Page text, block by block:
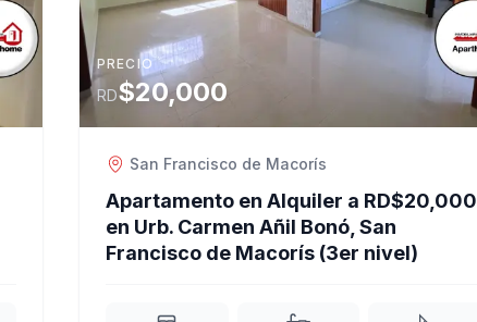
PRECIO
RD$20,000
San Francisco de Macorís
Apartamento en Alquiler a RD$20,000
en Urb. Carmen Añil Bonó, San
Francisco de Macorís (3er nivel)